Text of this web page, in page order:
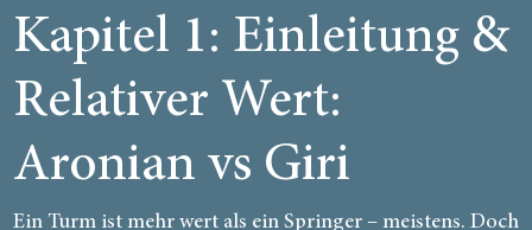
Kapitel 1: Einleitung &
Relativer Wert:
Aronian vs Giri
Ein Turm ist mehr wert als ein Springer – meistens. Doch